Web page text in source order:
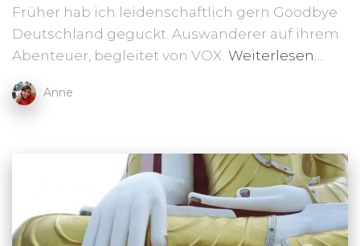
Früher hab ich leidenschaftlich gern Goodbye
Deutschland geguckt. Auswanderer auf ihrem
Abenteuer, begleitet von VOX. Weiterlesen…
Anne